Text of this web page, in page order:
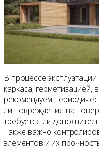
В процессе
каркаса,
рекомендуем
ли повреждения на
требуется ли
Также важно
элементов и их